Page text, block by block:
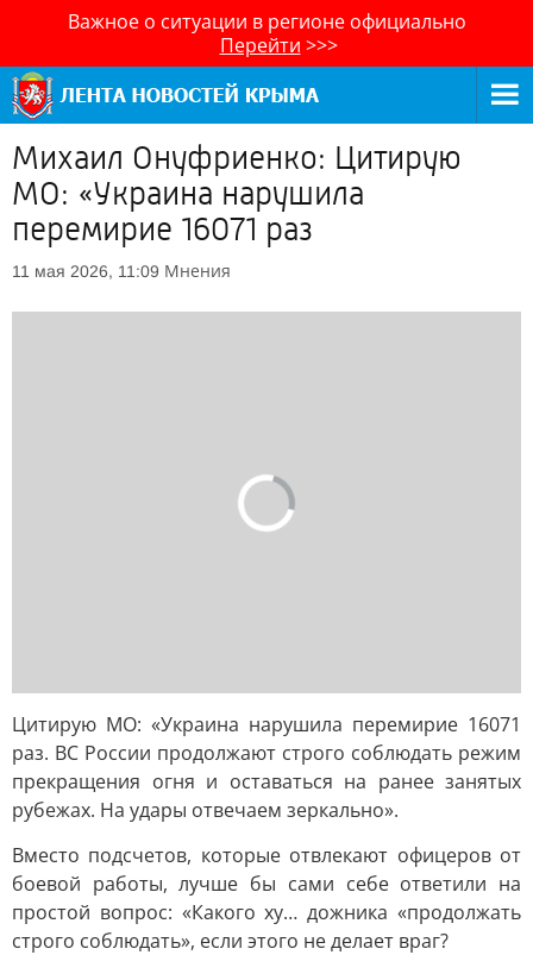
Важное о ситуации в регионе официально
Перейти >>>
Михаил Онуфриенко: Цитирую
МО: «Украина нарушила
перемирие 16071 раз
11 мая 2026, 11:09 Мнения
Цитирую МО: «Украина нарушила перемирие 16071
раз. ВС России продолжают строго соблюдать режим
прекращения огня и оставаться на ранее занятых
рубежах. На удары отвечаем зеркально».
Вместо подсчетов, которые отвлекают офицеров от
боевой работы, лучше бы сами себе ответили на
простой вопрос: «Какого ху… дожника «продолжать
строго соблюдать», если этого не делает враг?